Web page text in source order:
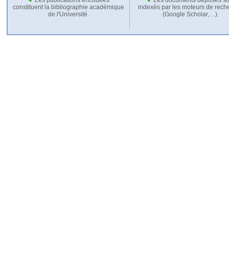
constituent la bibliographie académique
de l'Université.
indexés par les moteurs de
(Google Scholar,…).